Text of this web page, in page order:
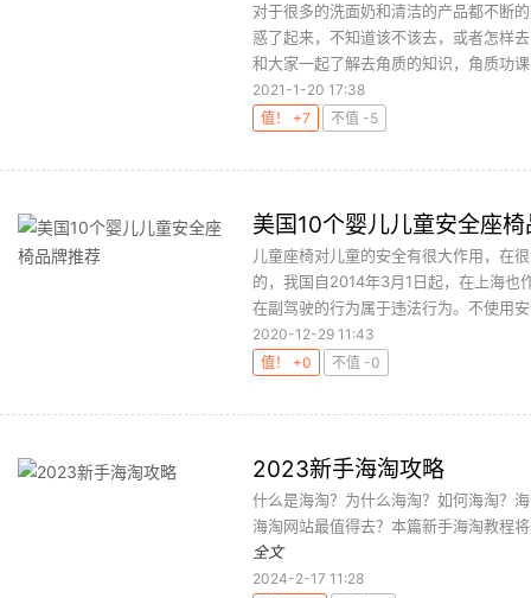
对于很多的洗面奶和清洁的产品都不断
惑了起来，不知道该不该去，或者怎样
和大家一起了解去角质的知识，角质功
2021-1-20 17:38
值！ +7
不值 -5
美国10个婴儿儿童安全座
儿童座椅对儿童的安全有很大作用，在
的，我国自2014年3月1日起，在上海也
在副驾驶的行为属于违法行为。不使用
2020-12-29 11:43
值！ +0
不值 -0
2023新手海淘攻略
什么是海淘？为什么海淘？如何海淘？
海淘网站最值得去？本篇新手海淘教程
全文
2024-2-17 11:28